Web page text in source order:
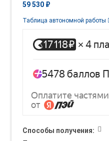
59 530 ₽
Таблица автономной работы
Способы получения: